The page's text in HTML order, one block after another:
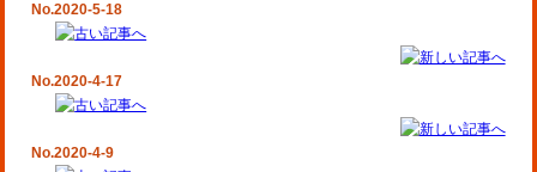
No.2020-5-18
No.2020-4-17
No.2020-4-9